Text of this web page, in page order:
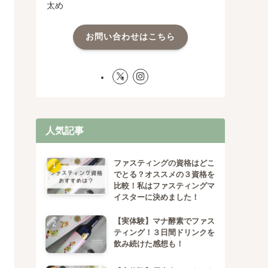
太め
お問い合わせはこちら
人気記事
ファスティングの資格はどこ
でとる？オススメの３資格を
比較！私はファスティングマ
イスターに決めました！
【実体験】マナ酵素でファス
ティング！３日間ドリンクを
飲み続けた感想も！